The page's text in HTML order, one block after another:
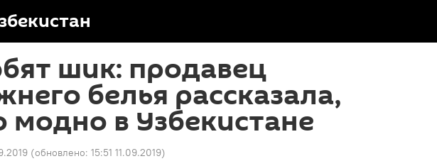
шик: продавец
белья рассказала,
модно в Узбекистане
(обновлено: 15:51 11.09.2019)